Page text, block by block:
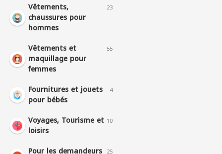
Vêtements,
chaussures pour
hommes
23
Vêtements et
maquillage pour
femmes
55
Fournitures et jouets
pour bébés
4
Voyages, Tourisme et
loisirs
10
Pour les demandeurs 25